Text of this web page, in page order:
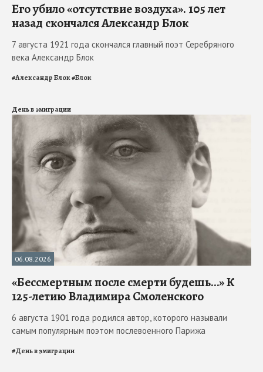
Его убило «отсутствие воздуха». 105 лет
назад скончался Александр Блок
7 августа 1921 года скончался главный поэт Серебряного
века Александр Блок
#Александр Блок#Блок
День в эмиграции
06.08.2026
«Бессмертным после смерти будешь…» К
125-летию Владимира Смоленского
6 августа 1901 года родился автор, которого называли
самым популярным поэтом послевоенного Парижа
#День в эмиграции